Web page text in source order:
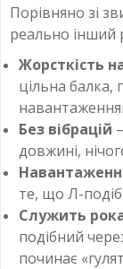
Порівняно зі
реально інший
Жорсткість
цільна балка,
Без вібрацій
довжині,
те, що Л-
Служить
подібний
починає